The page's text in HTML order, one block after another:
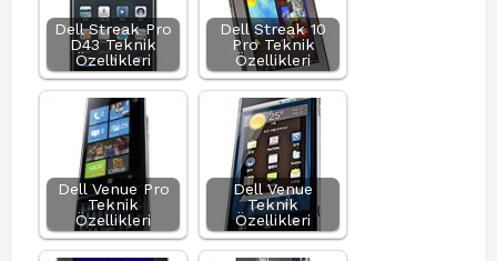
Dell Streak Pro
D43 Teknik
Özellikleri
Dell Streak 10
Pro Teknik
Özellikleri
Dell Venue Pro
Teknik
Özellikleri
Dell Venue
Teknik
Özellikleri